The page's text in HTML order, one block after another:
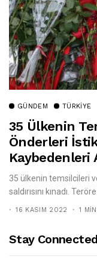
GÜNDEM TÜRKIYE
35 Ülkenin
Önderleri
Kaybedenleri
35 ülkenin temsilcileri
saldırısını kınadı.
16 KASIM 2022 1
Stay Connected